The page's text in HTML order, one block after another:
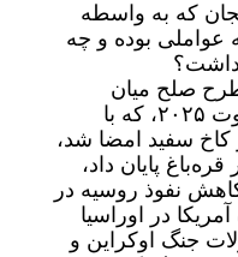
که به واسطه
عواملی بوده و چه
داشت؟
صلح میان
ارمنستان و آذربایجان در ۸ اوت ۲۰۲۵، که با
کاخ سفید امضا شد،
پایان داد،
نفوذ روسیه در
در اوراسیا
جنگ اوکراین و